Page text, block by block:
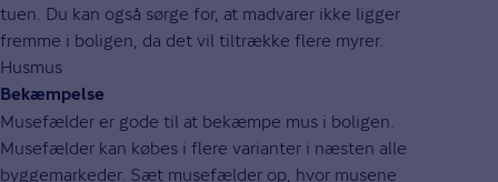
tuen. Du kan også sørge for, at madvarer ikke ligger
fremme i boligen, da det vil tiltrække flere myrer.
Husmus
Bekæmpelse
Musefælder er gode til at bekæmpe mus i boligen.
Musefælder kan købes i flere varianter i næsten alle
byggemarkeder. Sæt musefælder op, hvor musene